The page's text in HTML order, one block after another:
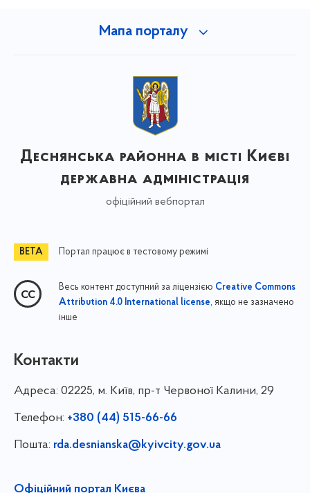
Мапа порталу
Деснянська районна в місті Києві
державна адміністрація
офіційний вебпортал
Портал працює в тестовому режимі
Весь контент доступний за ліцензією Creative Commons
Attribution 4.0 International license, якщо не зазначено
інше
Контакти
Адреса: 02225, м. Київ, пр-т Червоної Калини, 29
Телефон: +380 (44) 515-66-66
Пошта: rda.desnianska@kyivcity.gov.ua
Офіційний портал Києва